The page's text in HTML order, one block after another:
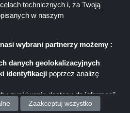
wybrane produkty
aż do około 50%
technicznych i, za Twoją
w naszym
wybrani partnerzy możemy :
danych geolokalizacyjnych
identyfikacji poprzez analizę
uzyskiwanie dostępu do informacji
Zaakceptuj wszystko